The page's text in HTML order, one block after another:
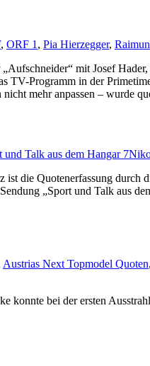
, ORF 1 , Pia Hierzegger,
mit Josef
TV-Programm in der
mehr anpassen – wurde
und Talk aus dem Hangar 7
ist die Quotenerfassung durch
„Sport und Talk aus
Austrias Next Topmodel Quoten,
konnte bei der ersten